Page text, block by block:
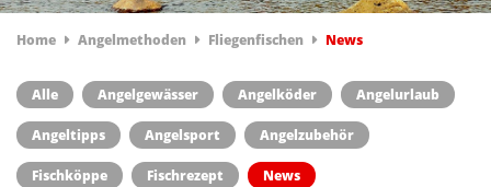
Home Angelmethoden Fliegenfischen News
Alle Angelgewässer Angelköder Angelurlaub
Angeltipps Angelsport Angelzubehör
Fischköppe Fischrezept News